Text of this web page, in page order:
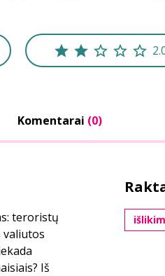
Komentarai (0)
teroristų
valiutos
Iš